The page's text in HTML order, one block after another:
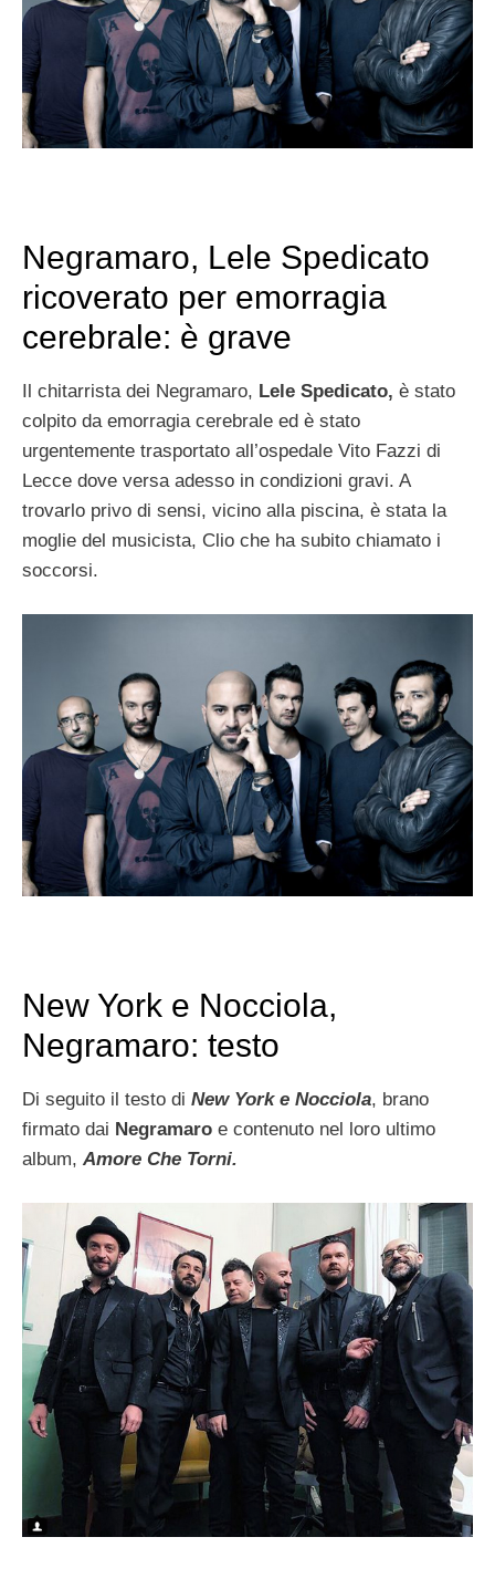
Negramaro, Lele Spedicato
ricoverato per emorragia
cerebrale: è grave
Il chitarrista dei Negramaro, Lele Spedicato, è stato
colpito da emorragia cerebrale ed è stato
urgentemente trasportato all’ospedale Vito Fazzi di
Lecce dove versa adesso in condizioni gravi. A
trovarlo privo di sensi, vicino alla piscina, è stata la
moglie del musicista, Clio che ha subito chiamato i
soccorsi.
New York e Nocciola,
Negramaro: testo
Di seguito il testo di New York e Nocciola, brano
firmato dai Negramaro e contenuto nel loro ultimo
album, Amore Che Torni.